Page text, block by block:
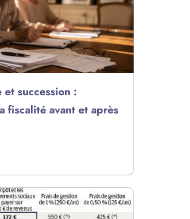
et succession :
fiscalité avant et après